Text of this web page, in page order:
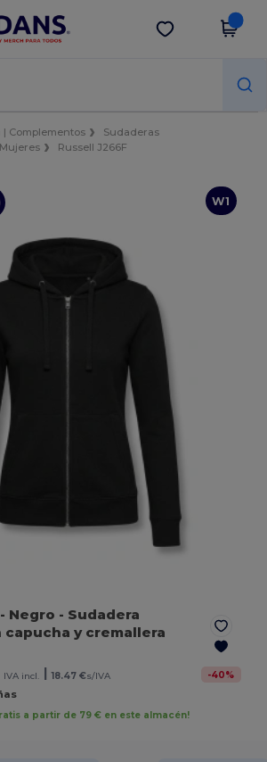
en app!
Descargar app
| Complementos
Sudaderas
Mujeres Russell J266F
W1
- Negro - Sudadera
y cremallera
IVA incl. 18.47 €s/IVA -40%
a partir de 79 € en este almacén!